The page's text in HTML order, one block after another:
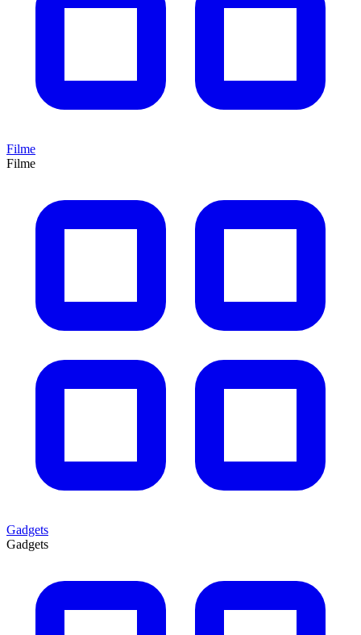
Filme
Filme
Gadgets
Gadgets